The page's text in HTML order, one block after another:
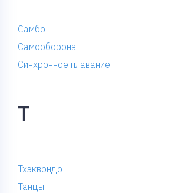
Самбо
Самооборона
Синхронное плавание
Т
Тхэквондо
Танцы